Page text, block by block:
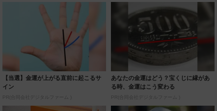
【当選】金運が上がる直前に起こるサ
イン
PR(合同会社デジタルファーム )
あなたの金運はどう？宝くじに縁があ
る時、金運はこう変わる
PR(合同会社デジタルファーム )